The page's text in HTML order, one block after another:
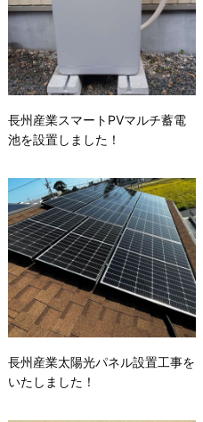
長州産業スマートPVマルチ蓄電
池を設置しました！
長州産業太陽光パネル設置工事を
いたしました！